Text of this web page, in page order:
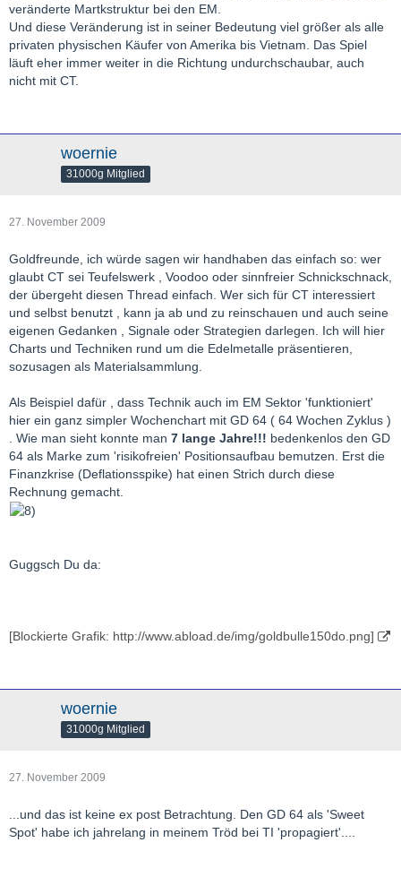
veränderte Martkstruktur bei den EM.
Und diese Veränderung ist in seiner Bedeutung viel größer als alle
privaten physischen Käufer von Amerika bis Vietnam. Das Spiel
läuft eher immer weiter in die Richtung undurchschaubar, auch
nicht mit CT.
woernie
31000g Mitglied
27. November 2009
Goldfreunde, ich würde sagen wir handhaben das einfach so: wer
glaubt CT sei Teufelswerk , Voodoo oder sinnfreier Schnickschnack,
der übergeht diesen Thread einfach. Wer sich für CT interessiert
und selbst benutzt , kann ja ab und zu reinschauen und auch seine
eigenen Gedanken , Signale oder Strategien darlegen. Ich will hier
Charts und Techniken rund um die Edelmetalle präsentieren,
sozusagen als Materialsammlung.
Als Beispiel dafür , dass Technik auch im EM Sektor 'funktioniert'
hier ein ganz simpler Wochenchart mit GD 64 ( 64 Wochen Zyklus )
. Wie man sieht konnte man 7 lange Jahre!!! bedenkenlos den GD
64 als Marke zum 'risikofreien' Positionsaufbau bemutzen. Erst die
Finanzkrise (Deflationsspike) hat einen Strich durch diese
Rechnung gemacht.
Guggsch Du da:
[Blockierte Grafik: http://www.abload.de/img/goldbulle150do.png]
woernie
31000g Mitglied
27. November 2009
...und das ist keine ex post Betrachtung. Den GD 64 als 'Sweet
Spot' habe ich jahrelang in meinem Tröd bei TI 'propagiert'....